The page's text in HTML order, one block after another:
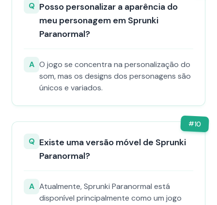
Q Posso personalizar a aparência do
meu personagem em Sprunki
Paranormal?
A O jogo se concentra na personalização do
som, mas os designs dos personagens são
únicos e variados.
#10
Q Existe uma versão móvel de Sprunki
Paranormal?
A Atualmente, Sprunki Paranormal está
disponível principalmente como um jogo